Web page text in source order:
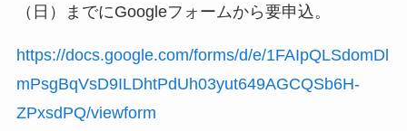
（日）までにGoogleフォームから要申込。
https://docs.google.com/forms/d/e/1FAIpQLSdomDl
mPsgBqVsD9ILDhtPdUh03yut649AGCQSb6H-
ZPxsdPQ/viewform